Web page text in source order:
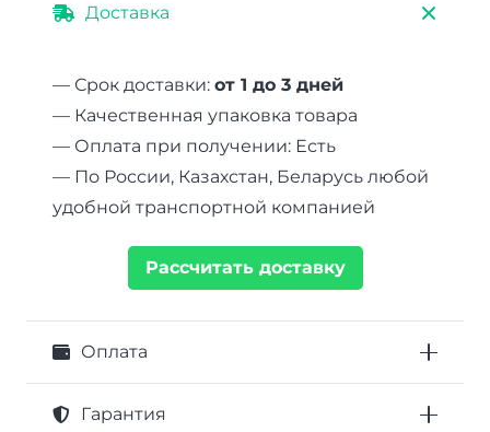
Доставка
— Срок доставки: от 1 до 3 дней
— Качественная упаковка товара
— Оплата при получении: Есть
— По России, Казахстан, Беларусь любой
удобной транспортной компанией
Рассчитать доставку
Оплата
Гарантия